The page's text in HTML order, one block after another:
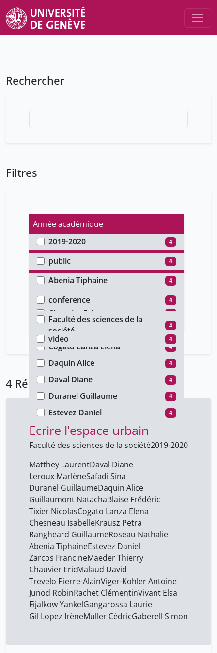
Rechercher
Filtres
Année académique
2019-2020
4
Type d'accès
public
4
Auteur
Abenia Tiphaine
4
Blaise Frédéric 4
Chauvier Eric 4
Chesneau Isabelle 4
Cogato Lanza Elena 4
Daquin Alice 4
Daval Diane 4
Duranel Guillaume 4
Estevez Daniel 4
Fijalkow Yankel
Gaberell Simon 4
Gangarossa Laurie
Gil Lopez Irène
Guillaumont Natacha
Junod Robin
Krausz Petra
Leroux Marlène
Maeder Thierry
Malaud David 4
Matthey Laurent 4
Müller Cédric 4
Rangheard Guillaume 4
Type de document
conference
4
Faculté
Faculté des sciences de la
société
4
Type de média
video
4
4 Résultats
Ecrire l'espace urbain
Faculté des sciences de la société2019-2020
Matthey LaurentDaval Diane
Leroux MarlèneSafadi Sina
Duranel GuillaumeDaquin Alice
Guillaumont NatachaBlaise Frédéric
Tixier NicolasCogato Lanza Elena
Chesneau IsabelleKrausz Petra
Rangheard GuillaumeRoseau Nathalie
Abenia TiphaineEstevez Daniel
Zarcos FrancineMaeder Thierry
Chauvier EricMalaud David
Trevelo Pierre-AlainViger-Kohler Antoine
Junod RobinRachet ClémentinVivant Elsa
Fijalkow YankelGangarossa Laurie
Gil Lopez IrèneMüller CédricGaberell Simon